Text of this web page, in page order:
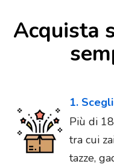
Acquista
1.
Più di
tra cui
tazze,